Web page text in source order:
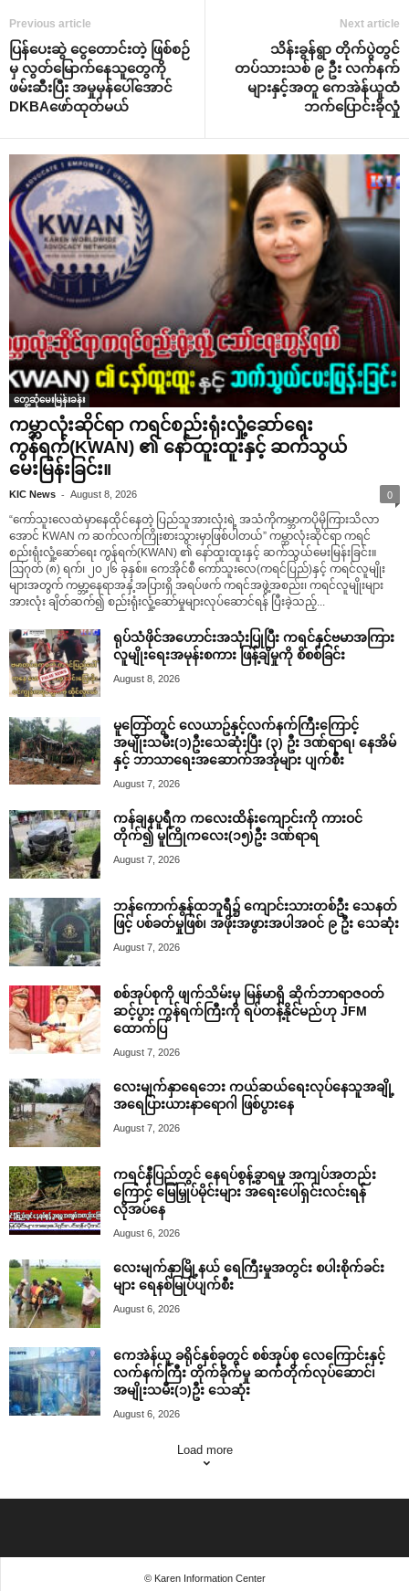
Previous article
ပြန်ပေးဆွဲ ငွေတောင်းတဲ့ ဖြစ်စဉ်
မှ လွတ်မြောက်နေသူတွေကို
ဖမ်းဆီးပြီး အမှုမှန်ပေါ်အောင်
DKBAဖော်ထုတ်မယ်
Next article
သိန်းခွန်ရွာ တိုက်ပွဲတွင်
တပ်သားသစ် ၉ ဦး လက်နက်
များနှင့်အတူ ကေအဲန်ယူထံ
ဘက်ပြောင်းခိုလှုံ
တွေ့ဆုံမေးမြန်းခန်း
ကမ္ဘာလုံးဆိုင်ရာ ကရင်စည်းရုံးလှုံ့ဆော်ရေး
ကွန်ရက်(KWAN) ၏ နော်ထူးထူးနှင့် ဆက်သွယ်
မေးမြန်းခြင်း။
KIC News - August 8, 2026 0
“ကော်သူးလေထဲမှာနေထိုင်နေတဲ့ ပြည်သူအားလုံးရဲ့ အသံကိုကမ္ဘာကပိုမိုကြားသိလာ
အောင် KWAN က ဆက်လက်ကြိုးစားသွားမှာဖြစ်ပါတယ်” ကမ္ဘာလုံးဆိုင်ရာ ကရင်
စည်းရုံးလှုံ့ဆော်ရေး ကွန်ရက်(KWAN) ၏ နော်ထူးထူးနှင့် ဆက်သွယ်မေးမြန်းခြင်း။
ဩဂုတ် (၈) ရက်၊ ၂၀၂၆ ခုနှစ်။ ကေအိုင်စီ ကော်သူးလေ(ကရင်ပြည်)နှင့် ကရင်လူမျိုး
များအတွက် ကမ္ဘာ့နေရာအနှံ့အပြားရှိ အရပ်ဖက် ကရင်အဖွဲ့အစည်း၊ ကရင်လူမျိုးများ
အားလုံး ချိတ်ဆက်၍ စည်းရုံးလှုံ့ဆော်မှုများလုပ်ဆောင်ရန် ပြီးခဲ့သည့်...
ရုပ်သံဖိုင်အဟောင်းအသုံးပြုပြီး ကရင်နှင့်ဗမာအကြား
လူမျိုးရေးအမုန်းစကား ဖြန့်ချိမှုကို စိစစ်ခြင်း
August 8, 2026
မူတြော်တွင် လေယာဥ်နှင့်လက်နက်ကြီးကြောင့်
အမျိုးသမီး(၁)ဦးသေဆုံးပြီး (၃) ဦး ဒဏ်ရာရ၊ နေအိမ်
နှင့် ဘာသာရေးအဆောက်အအုံများ ပျက်စီး
August 7, 2026
ကန်ချနပူရီက ကလေးထိန်းကျောင်းကို ကားဝင်
တိုက်၍ မူကြိုကလေး(၁၅)ဦး ဒဏ်ရာရ
August 7, 2026
ဘန်ကောက်နွန်ထဘူရီ၌ ကျောင်းသားတစ်ဦး သေနတ်
ဖြင့် ပစ်ခတ်မှုဖြစ်၊ အဖိုးအဖွားအပါအဝင် ၉ ဦး သေဆုံး
August 7, 2026
စစ်အုပ်စုကို ဖျက်သိမ်းမှ မြန်မာရှိ ဆိုက်ဘာရာဇဝတ်
ဆင့်ပွား ကွန်ရက်ကြီးကို ရပ်တန့်နိုင်မည်ဟု JFM
ထောက်ပြ
August 7, 2026
လေးမျက်နှာရေဘေး ကယ်ဆယ်ရေးလုပ်နေသူအချို့
အရေပြားယားနာရောဂါ ဖြစ်ပွားနေ
August 7, 2026
ကရင်နီပြည်တွင် နေရပ်စွန့်ခွာရမှု အကျပ်အတည်း
ကြောင့် မြေမြှုပ်မိုင်းများ အရေးပေါ်ရှင်းလင်းရန်
လိုအပ်နေ
August 6, 2026
လေးမျက်နှာမြို့နယ် ရေကြီးမှုအတွင်း စပါးစိုက်ခင်း
များ ရေနစ်မြုပ်ပျက်စီး
August 6, 2026
ကေအဲန်ယူ ခရိုင်နှစ်ခုတွင် စစ်အုပ်စု လေကြောင်းနှင့်
လက်နက်ကြီး တိုက်ခိုက်မှု ဆက်တိုက်လုပ်ဆောင်၊
အမျိုးသမီး(၁)ဦး သေဆုံး
August 6, 2026
Load more
© Karen Information Center